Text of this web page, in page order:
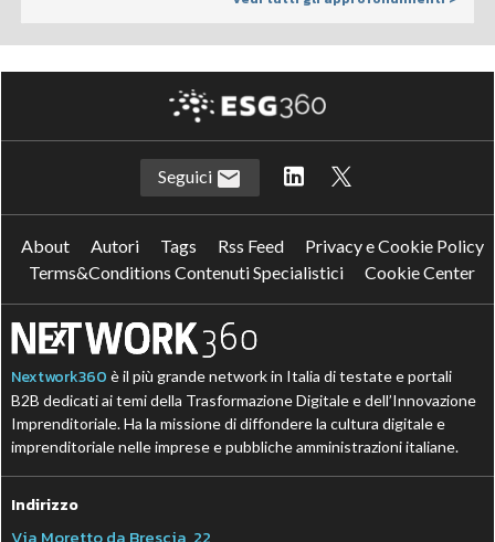
Seguici
About Autori Tags Rss Feed
Privacy e Cookie Policy
Terms&Conditions Contenuti Specialistici
Cookie Center
Nextwork360 è il più grande network in Italia di testate e portali
B2B dedicati ai temi della Trasformazione Digitale e dell’Innovazione
Imprenditoriale. Ha la missione di diffondere la cultura digitale e
imprenditoriale nelle imprese e pubbliche amministrazioni italiane.
Indirizzo
Via Moretto da Brescia, 22